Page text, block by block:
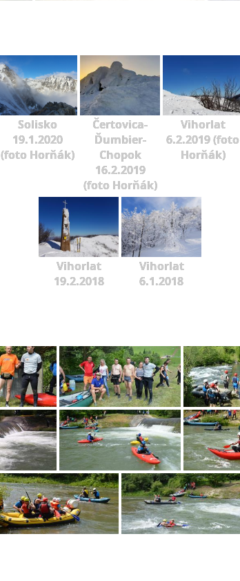
Solisko
19.1.2020
(foto Horňák)
Čertovica-
Ďumbier-
Chopok
16.2.2019
(foto Horňák)
Vihorlat
6.2.2019 (foto
Horňák)
Vihorlat
19.2.2018
Vihorlat
6.1.2018